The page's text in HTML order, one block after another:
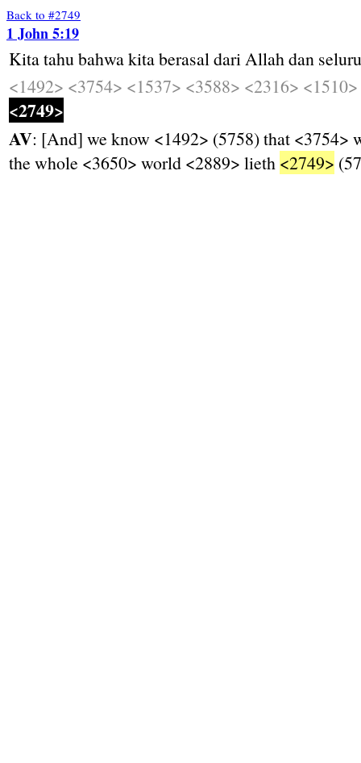
Back to #2749
1 John 5:19
KitatahubahwakitaberasaldariAllahdan
<1492> <3754> <1537> <3588> <2316> <1510>
<2749>
AV: [And] we know <1492> (5758) that <3754>
the whole <3650> world <2889> lieth <2749>